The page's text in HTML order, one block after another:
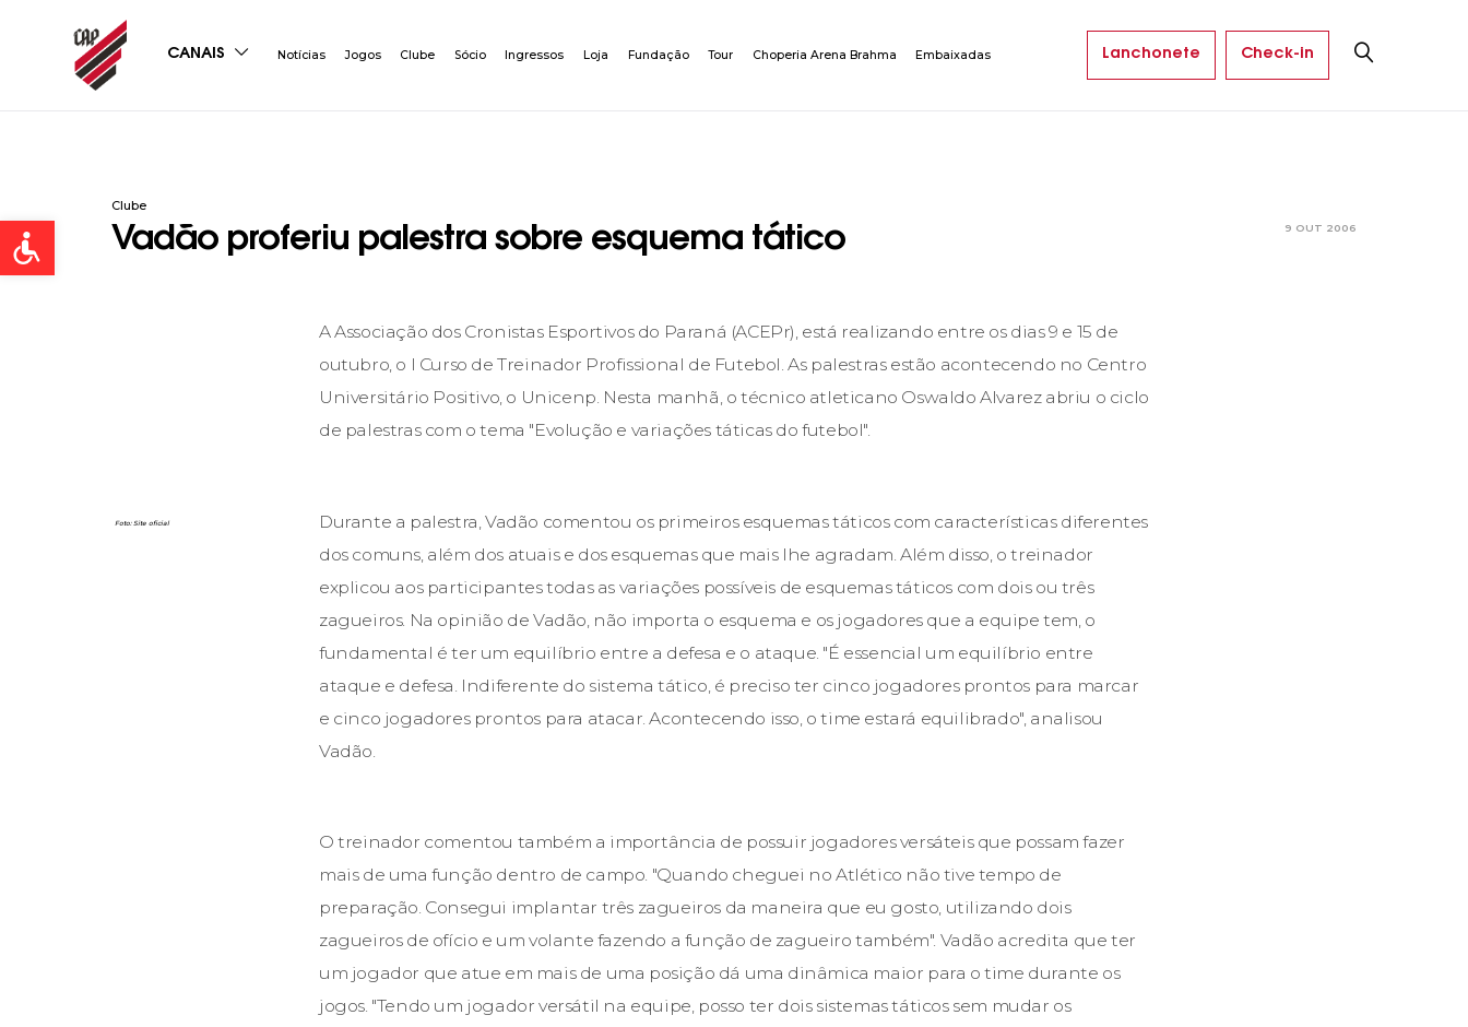
Open toolbar
CANAIS Notícias Jogos Clube Sócio Ingressos Loja Fundação Tour Choperia Arena Brahma Embaixadas Lanchonete Check-in
Clube
Vadão proferiu palestra sobre esquema tático 9 OUT 2006
A Associação dos Cronistas Esportivos do Paraná (ACEPr), está realizando entre os dias 9 e 15 de
outubro, o I Curso de Treinador Profissional de Futebol. As palestras estão acontecendo no Centro
Universitário Positivo, o Unicenp. Nesta manhã, o técnico atleticano Oswaldo Alvarez abriu o ciclo
de palestras com o tema "Evolução e variações táticas do futebol".
Foto: Site oficial
Durante a palestra, Vadão comentou os primeiros esquemas táticos com características diferentes
dos comuns, além dos atuais e dos esquemas que mais lhe agradam. Além disso, o treinador
explicou aos participantes todas as variações possíveis de esquemas táticos com dois ou três
zagueiros. Na opinião de Vadão, não importa o esquema e os jogadores que a equipe tem, o
fundamental é ter um equilíbrio entre a defesa e o ataque. "É essencial um equilíbrio entre
ataque e defesa. Indiferente do sistema tático, é preciso ter cinco jogadores prontos para marcar
e cinco jogadores prontos para atacar. Acontecendo isso, o time estará equilibrado", analisou
Vadão.
O treinador comentou também a importância de possuir jogadores versáteis que possam fazer
mais de uma função dentro de campo. "Quando cheguei no Atlético não tive tempo de
preparação. Consegui implantar três zagueiros da maneira que eu gosto, utilizando dois
zagueiros de ofício e um volante fazendo a função de zagueiro também". Vadão acredita que ter
um jogador que atue em mais de uma posição dá uma dinâmica maior para o time durante os
jogos. "Tendo um jogador versátil na equipe, posso ter dois sistemas táticos sem mudar os